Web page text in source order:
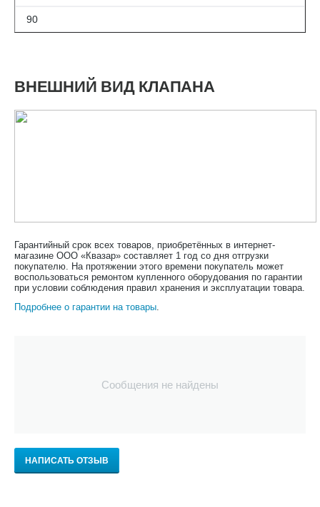
90
ВНЕШНИЙ ВИД КЛАПАНА
Гарантийный срок всех товаров, приобретённых в интернет-
магазине ООО «Квазар» составляет 1 год со дня отгрузки
покупателю. На протяжении этого времени покупатель может
воспользоваться ремонтом купленного оборудования по гарантии
при условии соблюдения правил хранения и эксплуатации товара.
Подробнее о гарантии на товары
Сообщения не найдены
НАПИСАТЬ ОТЗЫВ